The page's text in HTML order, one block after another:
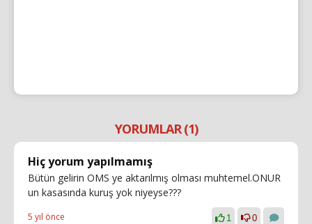
YORUMLAR (1)
Hiç yorum yapılmamış
Bütün gelirin OMS ye aktarılmış olması muhtemel.ONUR
un kasasında kuruş yok niyeyse???
5 yıl önce 1 0